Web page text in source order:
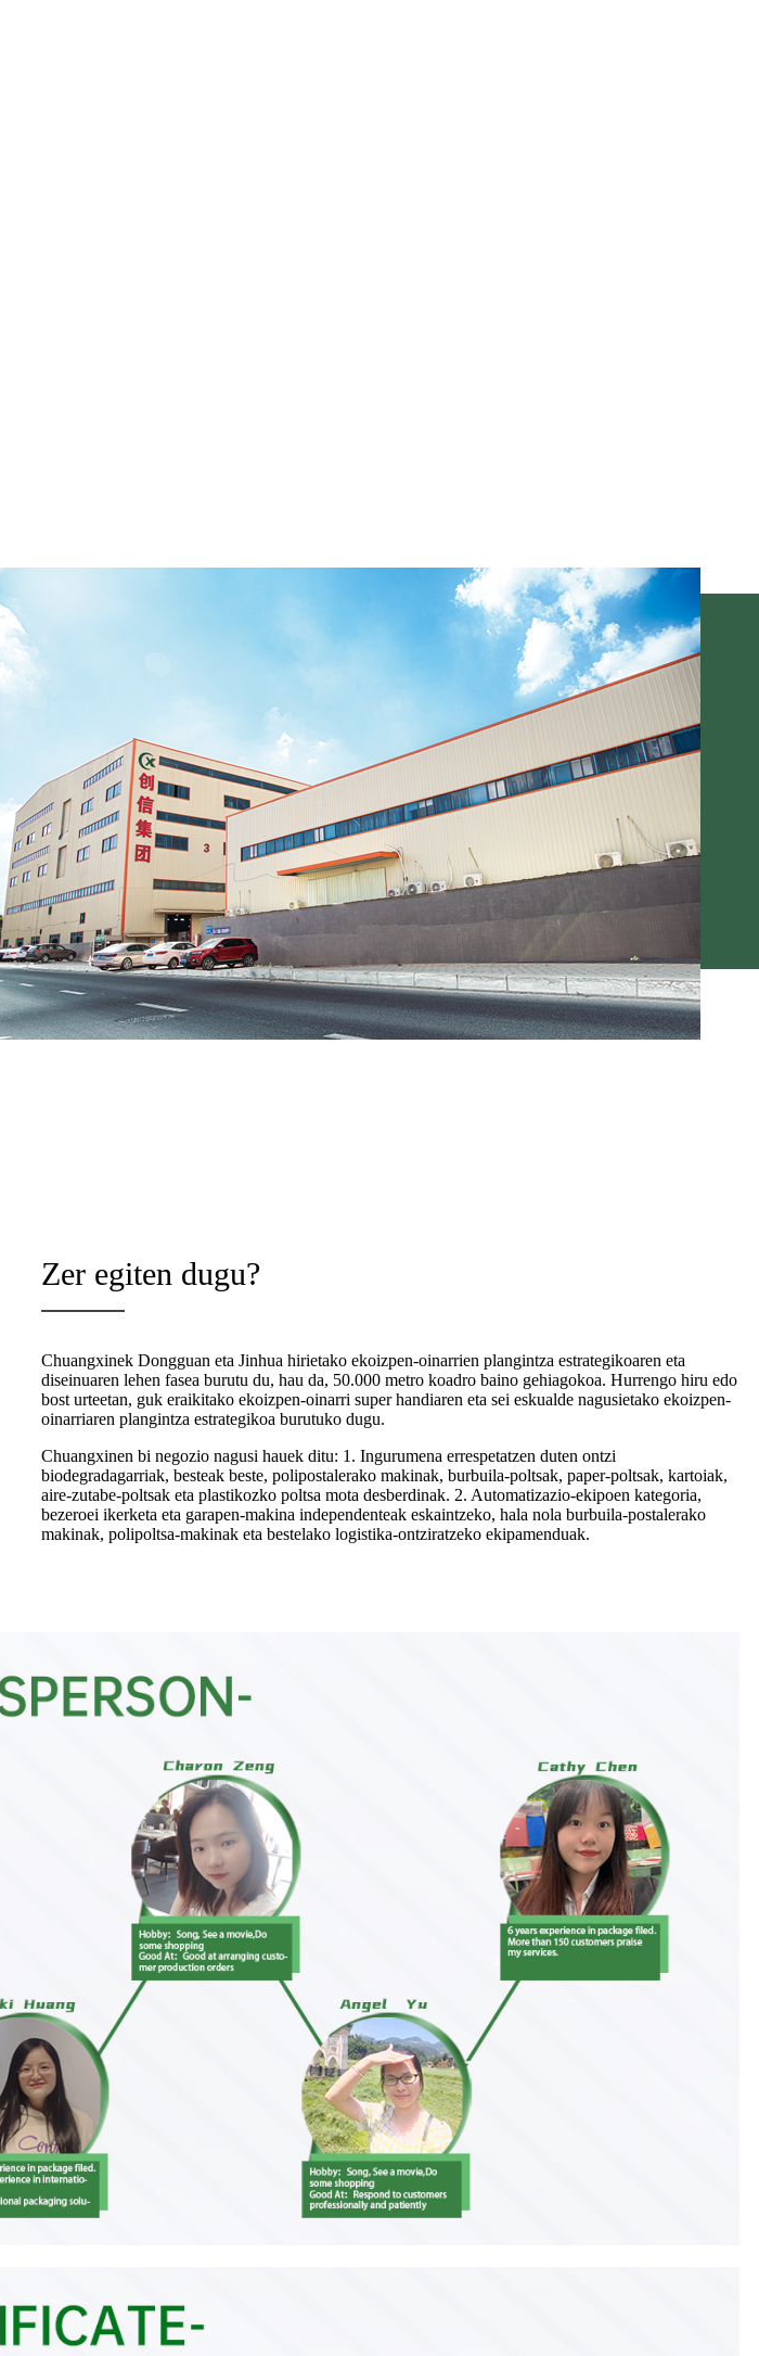
Zer egiten dugu?
Chuangxinek Dongguan eta Jinhua hirietako ekoizpen-oinarrien plangintza estrategikoaren eta
diseinuaren lehen fasea burutu du, hau da, 50.000 metro koadro baino gehiagokoa. Hurrengo hiru edo
bost urteetan, guk eraikitako ekoizpen-oinarri super handiaren eta sei eskualde nagusietako ekoizpen-
oinarriaren plangintza estrategikoa burutuko dugu.
Chuangxinen bi negozio nagusi hauek ditu: 1. Ingurumena errespetatzen duten ontzi
biodegradagarriak, besteak beste, polipostalerako makinak, burbuila-poltsak, paper-poltsak, kartoiak,
aire-zutabe-poltsak eta plastikozko poltsa mota desberdinak. 2. Automatizazio-ekipoen kategoria,
bezeroei ikerketa eta garapen-makina independenteak eskaintzeko, hala nola burbuila-postalerako
makinak, polipoltsa-makinak eta bestelako logistika-ontziratzeko ekipamenduak.